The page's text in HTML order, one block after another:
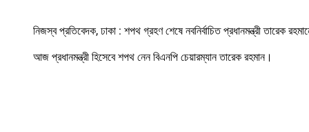
অনুমোদিত
নিজস্ব প্রতিবেদক, ঢাকা : শপথ গ্রহণ শেষে নবনির্বাচিত প্রধানমন্ত্রী তারেক
আজ প্রধানমন্ত্রী হিসেবে শপথ নেন বিএনপি চেয়ারম্যান তারেক রহমান।